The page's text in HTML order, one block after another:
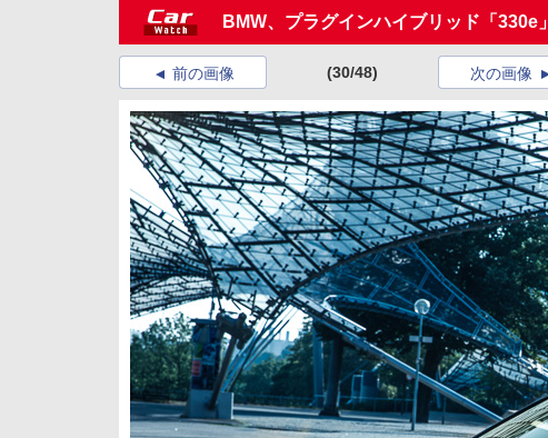
BMW、プラグインハイブリッド「330e」
前の画像 (30/48) 次の画像